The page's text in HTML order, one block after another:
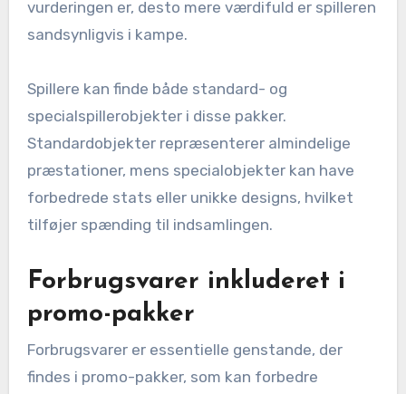
vurderingen er, desto mere værdifuld er spilleren
sandsynligvis i kampe.
Spillere kan finde både standard- og
specialspillerobjekter i disse pakker.
Standardobjekter repræsenterer almindelige
præstationer, mens specialobjekter kan have
forbedrede stats eller unikke designs, hvilket
tilføjer spænding til indsamlingen.
Forbrugsvarer inkluderet i
promo-pakker
Forbrugsvarer er essentielle genstande, der
findes i promo-pakker, som kan forbedre